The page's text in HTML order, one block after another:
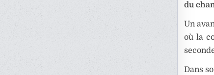
du
Un
où la
Dans